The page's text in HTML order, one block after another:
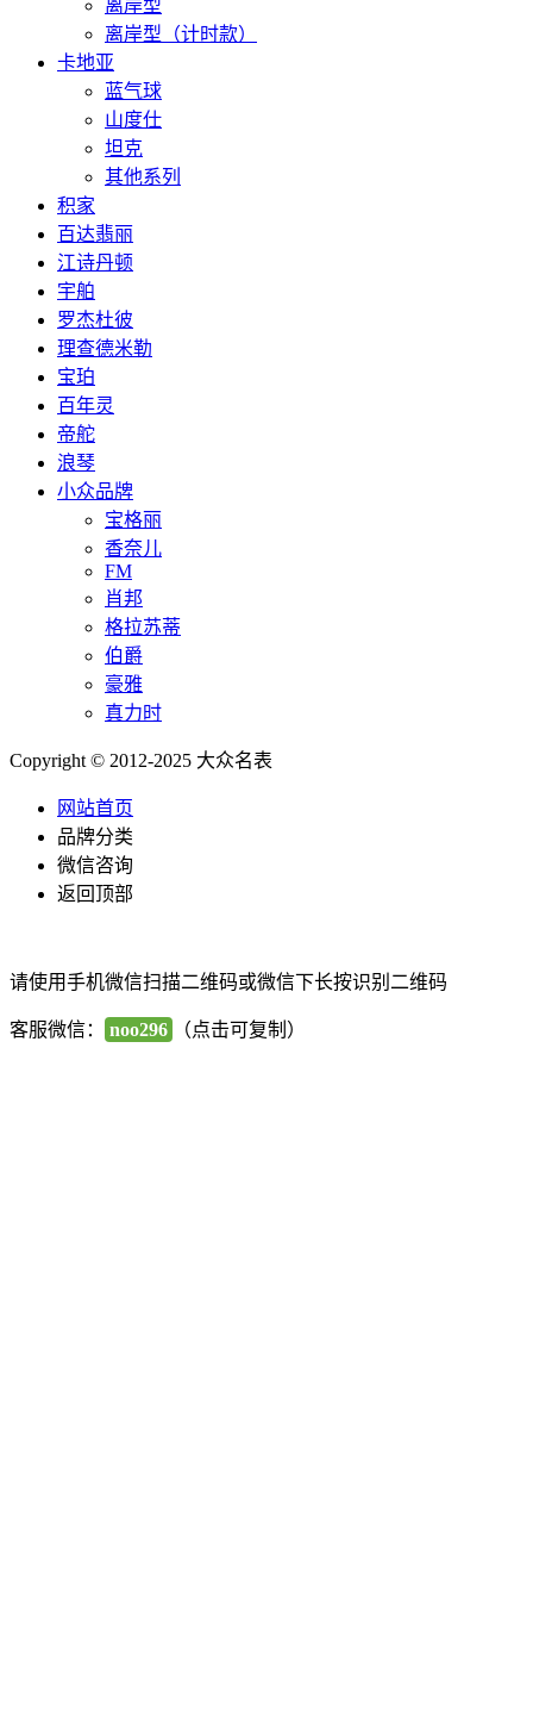
离岸型
离岸型（计时款）
卡地亚
蓝气球
山度仕
坦克
其他系列
积家
百达翡丽
江诗丹顿
宇舶
罗杰杜彼
理查德米勒
宝珀
百年灵
帝舵
浪琴
小众品牌
宝格丽
香奈儿
FM
肖邦
格拉苏蒂
伯爵
豪雅
真力时
Copyright © 2012-2025 大众名表
网站首页
品牌分类
微信咨询
返回顶部
请使用手机微信扫描二维码或微信下长按识别二维码
客服微信： noo296 （点击可复制）